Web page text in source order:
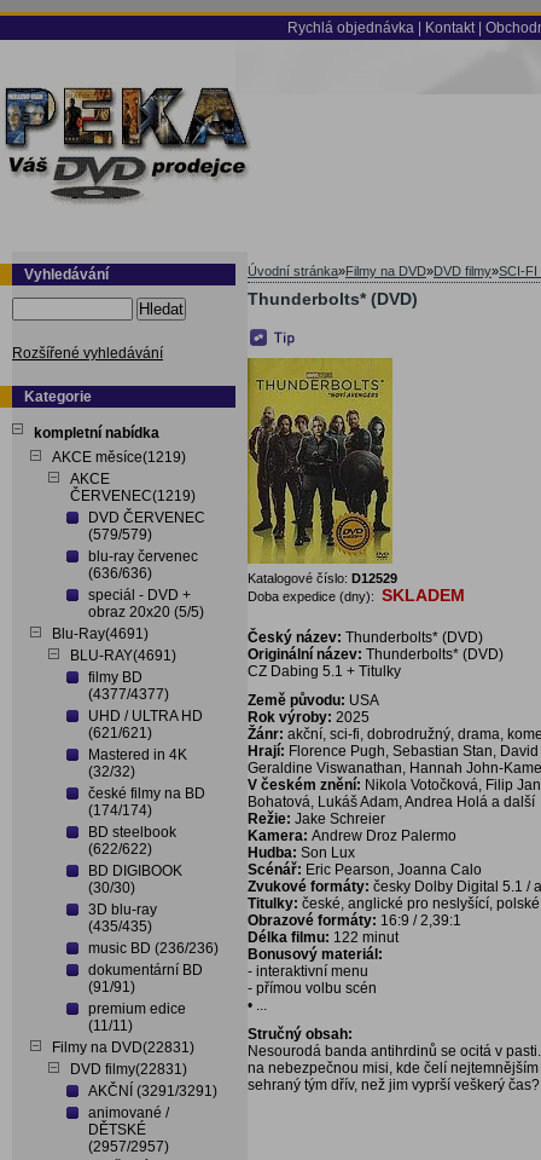
Rychlá objednávka Kontakt
Vyhledávání
Hledat
Rozšířené vyhledávání
Kategorie
kompletní nabídka
AKCE měsíce(1219)
AKCE
ČERVENEC(1219)
DVD ČERVENEC
(579/579)
blu-ray červenec
(636/636)
speciál - DVD +
obraz 20x20 (5/5)
Blu-Ray(4691)
BLU-RAY(4691)
filmy BD
(4377/4377)
UHD / ULTRA HD
(621/621)
Mastered in 4K
(32/32)
české filmy na BD
(174/174)
BD steelbook
(622/622)
BD DIGIBOOK
(30/30)
3D blu-ray
(435/435)
music BD (236/236)
dokumentární BD
(91/91)
premium edice
(11/11)
Filmy na DVD(22831)
DVD filmy(22831)
AKČNÍ (3291/3291)
animované /
DĚTSKÉ
(2957/2957)
Úvodní stránka»Filmy na DVD»DVD filmy»SCI-FI
Thunderbolts* (DVD)
Katalogové číslo: D12529
Doba expedice (dny): SKLADEM
Český název: Thunderbolts* (DVD)
Originální název: Thunderbolts* (DVD)
CZ Dabing 5.1 + Titulky
Země původu: USA
Rok výroby: 2025
Žánr: akční, sci-fi, dobrodružný, drama,
Hrají: Florence Pugh, Sebastian Stan,
Geraldine Viswanathan, Hannah John-
V českém znění: Nikola Votočková, Filip
Bohatová, Lukáš Adam, Andrea Holá a další
Režie: Jake Schreier
Kamera: Andrew Droz Palermo
Hudba: Son Lux
Scénář: Eric Pearson, Joanna Calo
Zvukové formáty: česky Dolby Digital 5.1 /
Titulky: české, anglické pro neslyšící, polské
Obrazové formáty: 16:9 / 2,39:1
Délka filmu: 122 minut
Bonusový materiál:
- interaktivní menu
- přímou volbu scén
• ...
Stručný obsah:
Nesourodá banda antihrdinů se ocitá v
na nebezpečnou misi, kde čelí
sehraný tým dřív, než jim vyprší veškerý čas?